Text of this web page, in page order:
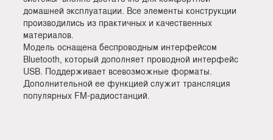
домашней эксплуатации. Все элементы конструкции
производились из практичных и качественных
материалов.
Модель оснащена беспроводным интерфейсом
Bluetooth, который дополняет проводной интерфейс
USB. Поддерживает всевозможные форматы.
Дополнительной ее функцией служит трансляция
популярных FM-радиостанций.